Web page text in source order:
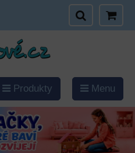
Produkty Menu